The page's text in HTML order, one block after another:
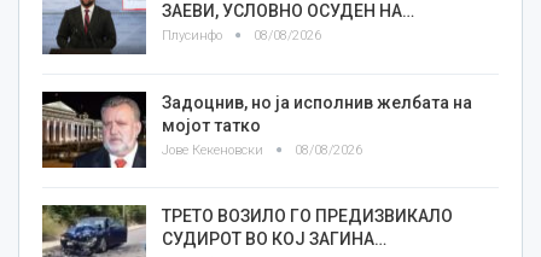
ЗАЕВИ, УСЛОВНО ОСУДЕН НА…
Плусинфо 08/08/2026
Задоцнив, но ја исполнив желбата на
мојот татко
Јове Кекеновски 08/08/2026
ТРЕТО ВОЗИЛО ГО ПРЕДИЗВИКАЛО
СУДИРОТ ВО КОЈ ЗАГИНА…